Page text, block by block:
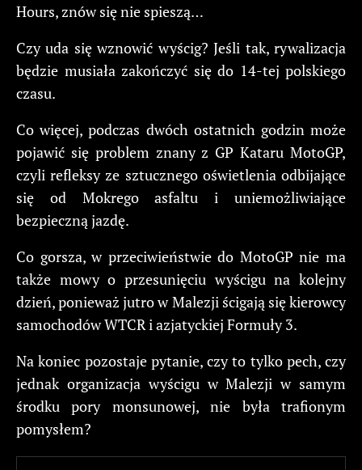
Hours, znów się nie spieszą…
Czy uda się wznowić wyścig? Jeśli tak, rywalizacja
będzie musiała zakończyć się do 14-tej polskiego
czasu.
Co więcej, podczas dwóch ostatnich godzin może
pojawić się problem znany z GP Kataru MotoGP,
czyli refleksy ze sztucznego oświetlenia odbijające
się od Mokrego asfaltu i uniemożliwiające
bezpieczną jazdę.
Co gorsza, w przeciwieństwie do MotoGP nie ma
także mowy o przesunięciu wyścigu na kolejny
dzień, ponieważ jutro w Malezji ścigają się kierowcy
samochodów WTCR i azjatyckiej Formuły 3.
Na koniec pozostaje pytanie, czy to tylko pech, czy
jednak organizacja wyścigu w Malezji w samym
środku pory monsunowej, nie była trafionym
pomysłem?